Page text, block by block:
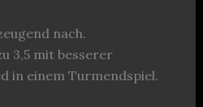
nach.
3,5 mit besserer
in einem Turmendspiel.